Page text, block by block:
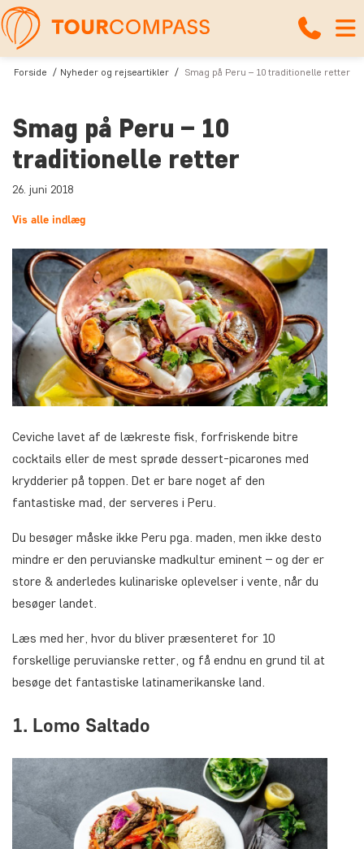
Forside Nyheder og rejseartikler Smag på Peru – 10 traditionelle retter
Smag på Peru – 10
traditionelle retter
26. juni 2018
Vis alle indlæg
Ceviche lavet af de lækreste fisk, forfriskende bitre
cocktails eller de mest sprøde dessert-picarones med
krydderier på toppen. Det er bare noget af den
fantastiske mad, der serveres i Peru.
Du besøger måske ikke Peru pga. maden, men ikke desto
mindre er den peruvianske madkultur eminent – og der er
store & anderledes kulinariske oplevelser i vente, når du
besøger landet.
Læs med her, hvor du bliver præsenteret for 10
forskellige peruvianske retter, og få endnu en grund til at
besøge det fantastiske latinamerikanske land.
1. Lomo Saltado